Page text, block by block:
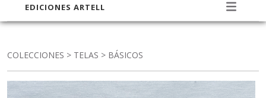
EDICIONES ARTELL
COLECCIONES > TELAS > BÁSICOS